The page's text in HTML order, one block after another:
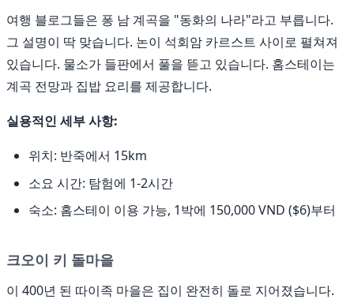
여행 블로그들은 퐁 남 계곡을 "동화의 나라"라고 부릅니다.
그 설명이 딱 맞습니다. 논이 석회암 카르스트 사이로 펼쳐져
있습니다. 물소가 들판에서 풀을 뜯고 있습니다. 홈스테이는
계곡 전망과 집밥 요리를 제공합니다.
실용적인 세부 사항:
위치: 반죽에서 15km
소요 시간: 탐험에 1-2시간
숙소: 홈스테이 이용 가능, 1박에 150,000 VND ($6)부터
크오이 키 돌마을
이 400년 된 따이족 마을은 집이 완전히 돌로 지어졌습니다.